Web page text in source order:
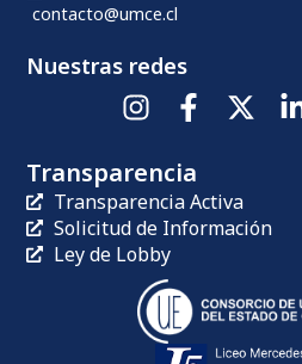
contacto@umce.cl
Nuestras redes
Transparencia
Transparencia Activa
Solicitud de Información
Ley de Lobby